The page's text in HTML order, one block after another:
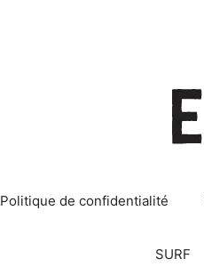
Politique de confidentialité
SURF